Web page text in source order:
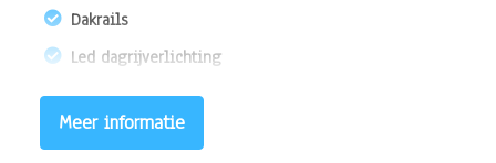
Dakrails
Led dagrijverlichting
Interieur
Bagagedek
Meer informatie